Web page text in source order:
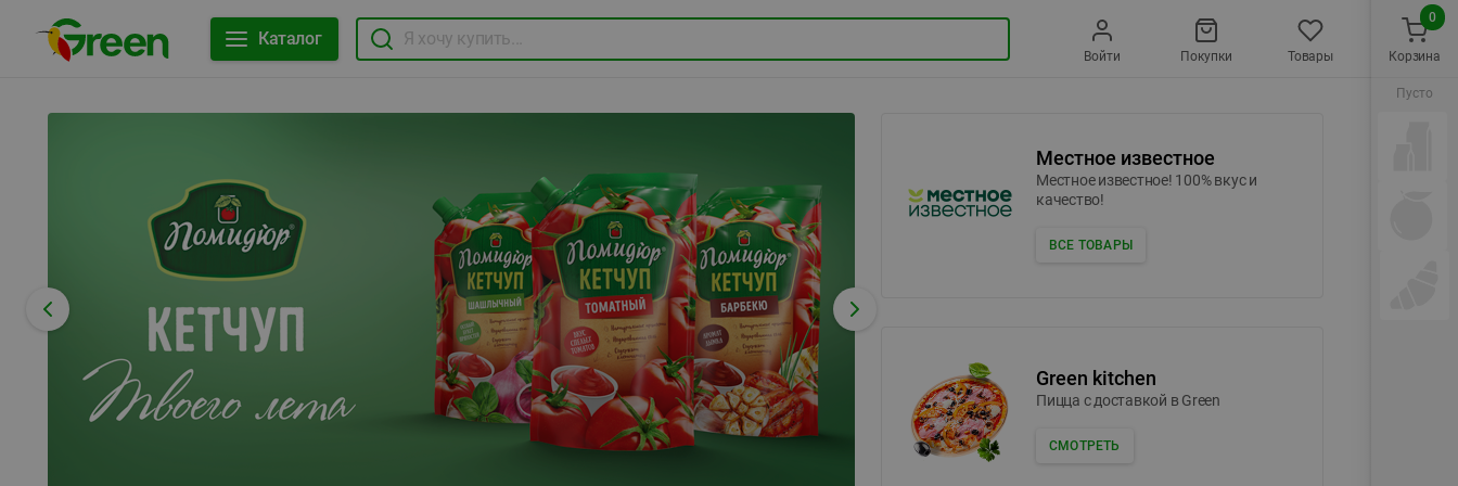
Каталог
Войти Покупки Товары
Местное известное
Местное известное! 100% вкус и
качество!
ВСЕ ТОВАРЫ
Green kitchen
Пицца c доставкой в Green
СМОТРЕТЬ
Корзина
0
Пусто